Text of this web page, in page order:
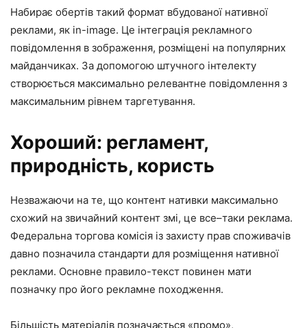
Набирає обертів такий формат вбудованої нативної
реклами, як in-image. Це інтеграція рекламного
повідомлення в зображення, розміщені на популярних
майданчиках. За допомогою штучного інтелекту
створюється максимально релевантне повідомлення з
максимальним рівнем таргетування.
Хороший: регламент,
природність, користь
Незважаючи на те, що контент нативки максимально
схожий на звичайний контент змі, це все–таки реклама.
Федеральна торгова комісія із захисту прав споживачів
давно позначила стандарти для розміщення нативної
реклами. Основне правило-текст повинен мати
позначку про його рекламне походження.
Більшість матеріалів позначається «промо»,